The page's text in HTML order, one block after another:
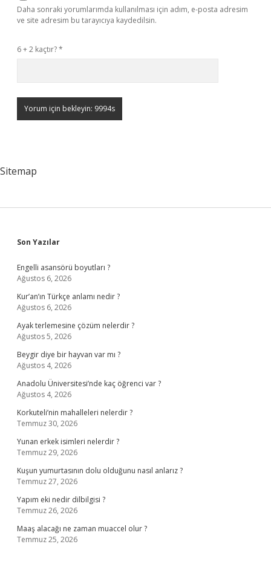
Daha sonraki yorumlarımda kullanılması için adım, e-posta adresim
ve site adresim bu tarayıcıya kaydedilsin.
6 + 2 kaçtır?*
Sitemap
Sidebar
Son Yazılar
Engelli asansörü boyutları ?
Ağustos 6, 2026
Kur’an’ın Türkçe anlamı nedir ?
Ağustos 6, 2026
Ayak terlemesine çözüm nelerdir ?
Ağustos 5, 2026
Beygir diye bir hayvan var mı ?
Ağustos 4, 2026
Anadolu Üniversitesi’nde kaç öğrenci var ?
Ağustos 4, 2026
Korkuteli’nin mahalleleri nelerdir ?
Temmuz 30, 2026
Yunan erkek isimleri nelerdir ?
Temmuz 29, 2026
Kuşun yumurtasının dolu olduğunu nasıl anlarız ?
Temmuz 27, 2026
Yapım eki nedir dilbilgisi ?
Temmuz 26, 2026
Maaş alacağı ne zaman muaccel olur ?
Temmuz 25, 2026